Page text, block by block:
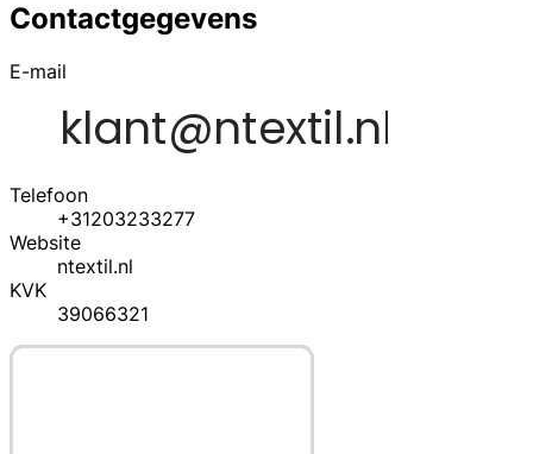
Contactgegevens
E-mail
Telefoon
+31203233277
Website
ntextil.nl
KVK
39066321